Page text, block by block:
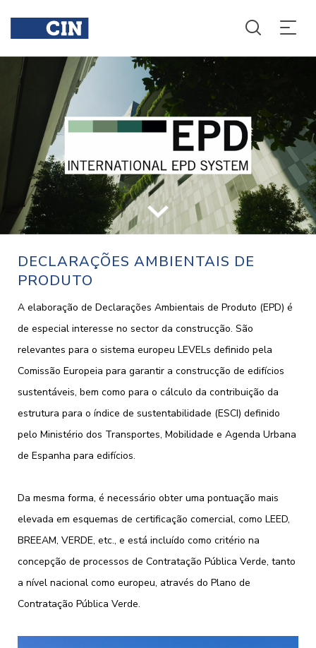
DECLARAÇÕES AMBIENTAIS DE
PRODUTO
A elaboração de Declarações Ambientais de Produto (EPD) é
de especial interesse no sector da construcção. São
relevantes para o sistema europeu LEVELs definido pela
Comissão Europeia para garantir a construcção de edifícios
sustentáveis, bem como para o cálculo da contribuição da
estrutura para o índice de sustentabilidade (ESCI) definido
pelo Ministério dos Transportes, Mobilidade e Agenda Urbana
de Espanha para edifícios.
Da mesma forma, é necessário obter uma pontuação mais
elevada em esquemas de certificação comercial, como LEED,
BREEAM, VERDE, etc., e está incluído como critério na
concepção de processos de Contratação Pública Verde, tanto
a nível nacional como europeu, através do Plano de
Contratação Pública Verde.
EPD